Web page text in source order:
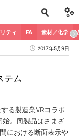
ティ FA 素材／化学
2017年5月9日
テム
る製造業VRコラボ
始。同製品はさまざ
における断面表示や